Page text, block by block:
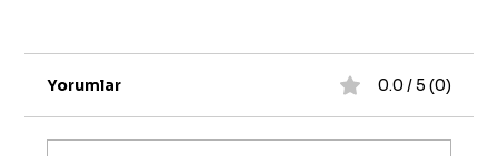
Yorumlar 0.0 / 5 (0)